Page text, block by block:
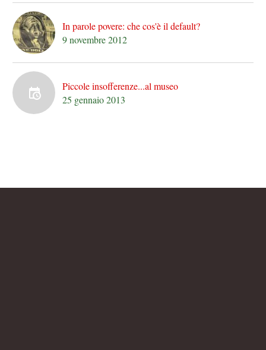
In parole povere: che cos'è il default?
9 novembre 2012
Piccole insofferenze...al museo
25 gennaio 2013